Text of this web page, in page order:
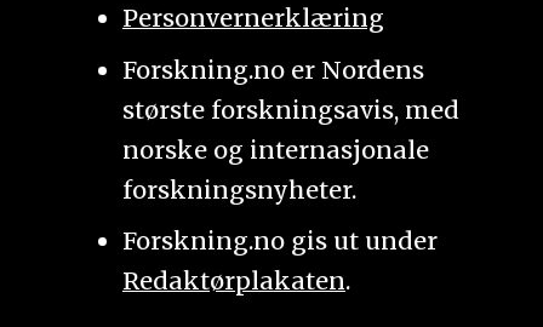
Personvernerklæring
Forskning.no er Nordens
største forskningsavis, med
norske og internasjonale
forskningsnyheter.
Forskning.no gis ut under
Redaktørplakaten.